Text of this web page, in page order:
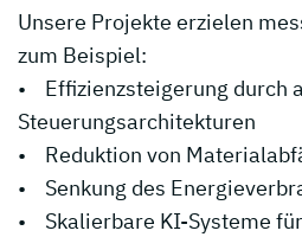
Unsere Projekte erzielen
zum Beispiel:
• Effizienzsteigerung durch
Steuerungsarchitekturen
• Reduktion von
• Senkung des
• Skalierbare KI-Systeme